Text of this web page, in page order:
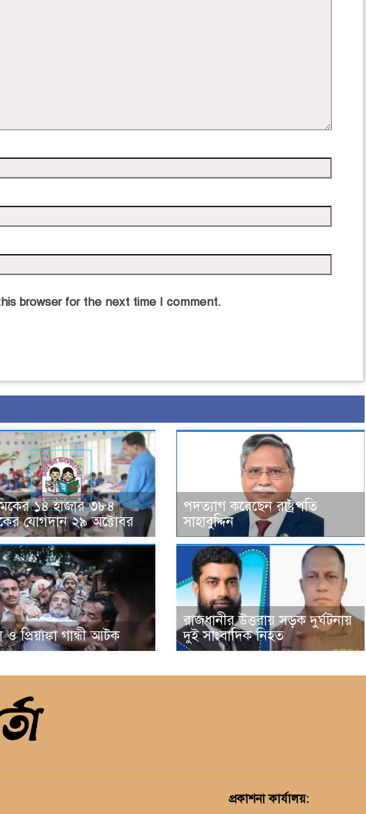
browser for the next time I comment.
১৪ হাজার ৩৮৪
যোগদান ২৯ অক্টোবর
পদত্যাগ করেছেন রাষ্ট্রপতি
সাহাবুদ্দিন
প্রিয়াঙ্কা গান্ধী আটক
রাজধানীর উত্তরায় সড়ক দুর্ঘটনায়
দুই সাংবাদিক নিহত
প্রকাশনা কার্যালয়: